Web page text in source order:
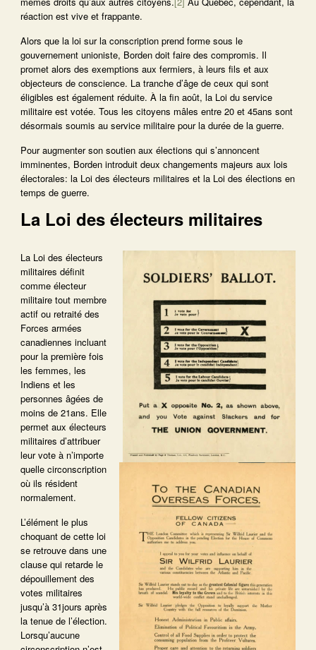
réaction est vive et frappante.
Alors que la loi sur la conscription prend forme sous le
gouvernement unioniste, Borden doit faire des compromis. Il
promet alors des exemptions aux fermiers, à leurs fils et aux
objecteurs de conscience. La tranche d’âge de ceux qui sont
éligibles est également réduite. À la fin août, la Loi du service
militaire est votée. Tous les citoyens mâles entre 20 et 45ans sont
désormais soumis au service militaire pour la durée de la guerre.
Pour augmenter son soutien aux élections qui s’annoncent
imminentes, Borden introduit deux changements majeurs aux lois
électorales: la Loi des électeurs militaires et la Loi des élections en
temps de guerre.
La Loi des électeurs militaires
La Loi des électeurs
militaires définit
comme électeur
militaire tout membre
actif ou retraité des
Forces armées
canadiennes incluant
pour la première fois
les femmes, les
Indiens et les
personnes âgées de
moins de 21ans. Elle
permet aux électeurs
militaires d’attribuer
leur vote à n’importe
quelle circonscription
où ils résident
normalement.
L’élément le plus
choquant de cette loi
se retrouve dans une
clause qui retarde le
dépouillement des
votes militaires
jusqu’à 31jours après
la tenue de l’élection.
Lorsqu’aucune